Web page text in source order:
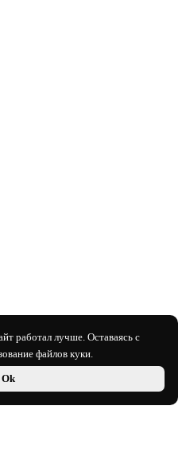
работал лучше. Оставаясь с
файлов куки.
Ok